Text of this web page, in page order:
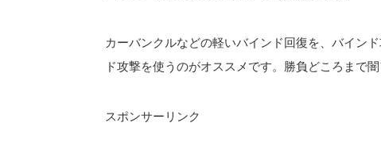
カーバンクルなどの軽いバインド回復を、バイン
ド攻撃を使うのがオススメです。勝負どころまで
スポンサーリンク